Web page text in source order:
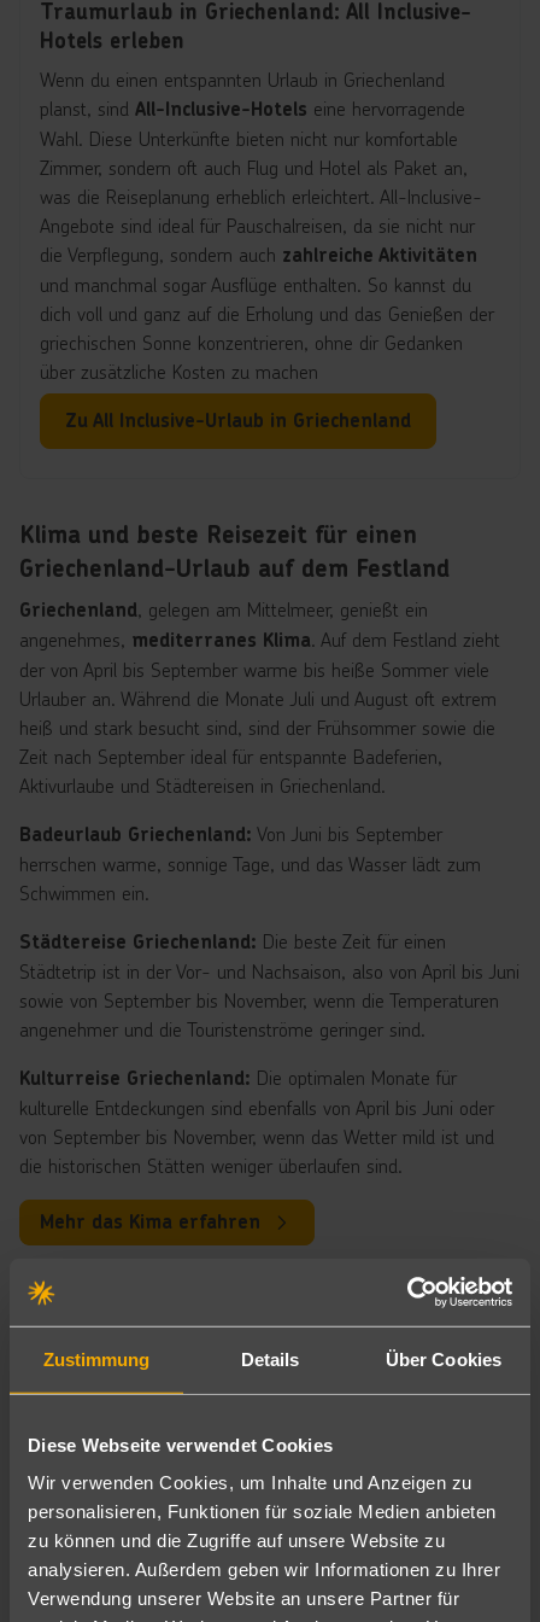
Zustimmung Details Über Cookies
Diese Webseite verwendet Cookies
Wir verwenden Cookies, um Inhalte und Anzeigen zu
personalisieren, Funktionen für soziale Medien anbieten
zu können und die Zugriffe auf unsere Website zu
analysieren. Außerdem geben wir Informationen zu Ihrer
Verwendung unserer Website an unsere Partner für
Familienurlaub All-Inclusive-Hotel für einen rundum
sorgenfreien Urlaub ohne versteckte Kosten mit der
Traumurlaub in Griechenland: All Inclusive-
Hotels erleben
Wenn du einen entspannten Urlaub in Griechenland
planst, sind All-Inclusive-Hotels eine hervorragende
Wahl. Diese Unterkünfte bieten nicht nur komfortable
Zimmer, sondern oft auch Flug und Hotel als Paket an,
was die Reiseplanung erheblich erleichtert. All-Inclusive-
Angebote sind ideal für Pauschalreisen, da sie nicht nur
die Verpflegung, sondern auch zahlreiche Aktivitäten
und manchmal sogar Ausflüge enthalten. So kannst du
dich voll und ganz auf die Erholung und das Genießen der
griechischen Sonne konzentrieren, ohne dir Gedanken
über zusätzliche Kosten zu machen
Für spontane Reisende sindLast-Minute-Angebote
eine großartige Möglichkeit, um attraktive Preise zu
Erlebnisse in Griechenland genießen kannst, ohne dein
Budget zu belasten. Egal, ob du mit der Familie, Freunden
Griechenlandbieten die perfekte Kombination aus
Komfort, Genuss und Abenteuer. So wird dein Urlaub
garantiert unvergesslich!
Zu All Inclusive-Urlaub in Griechenland
Klima und beste Reisezeit für einen
Griechenland-Urlaub auf dem Festland
Griechenland, gelegen am Mittelmeer, genießt ein
angenehmes, mediterranes Klima. Auf dem Festland zieht
der von April bis September warme bis heiße Sommer viele
Urlauber an. Während die Monate Juli und August oft extrem
heiß und stark besucht sind, sind der Frühsommer sowie die
Zeit nach September ideal für entspannte Badeferien,
Aktivurlaube und Städtereisen in Griechenland.
Badeurlaub Griechenland: Von Juni bis September
herrschen warme, sonnige Tage, und das Wasser lädt zum
Schwimmen ein.
Städtereise Griechenland: Die beste Zeit für einen
Städtetrip ist in der Vor- und Nachsaison, also von April bis Juni
sowie von September bis November, wenn die Temperaturen
angenehmer und die Touristenströme geringer sind.
Kulturreise Griechenland: Die optimalen Monate für
kulturelle Entdeckungen sind ebenfalls von April bis Juni oder
von September bis November, wenn das Wetter mild ist und
die historischen Stätten weniger überlaufen sind.
Mehr das Kima erfahren
Top-Reiseziele: Die beliebtesten
Urlaubsorte in Griechenland
Griechenland Festland – Reiseziele mit Natur und
Traumstränden
Das griechische Festland ist ein wahrer Schatz für Urlauber, die
sowohl
Kultur als auch Natur erleben
möchten. Neben den
historischen Stätten, die das Land weltberühmt gemacht
haben, locken traumhafte Strände,faszinierende
Landschaftenundlebendige Städte. In Griechenland
bieten besonders die RegionenChalkidiki,die Olympische